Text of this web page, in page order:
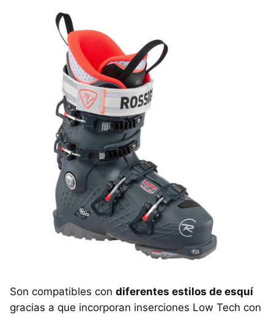
Son compatibles con diferentes estilos de esquí
gracias a que incorporan inserciones Low Tech con